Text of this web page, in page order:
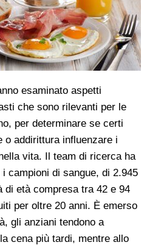
esaminato aspetti
che sono rilevanti per le
per determinare se certi
o addirittura influenzare i
vita. Il team di ricerca ha
campioni di sangue, di 2.945
di età compresa tra 42 e 94
per oltre 20 anni. È emerso
gli anziani tendono a
cena più tardi, mentre allo